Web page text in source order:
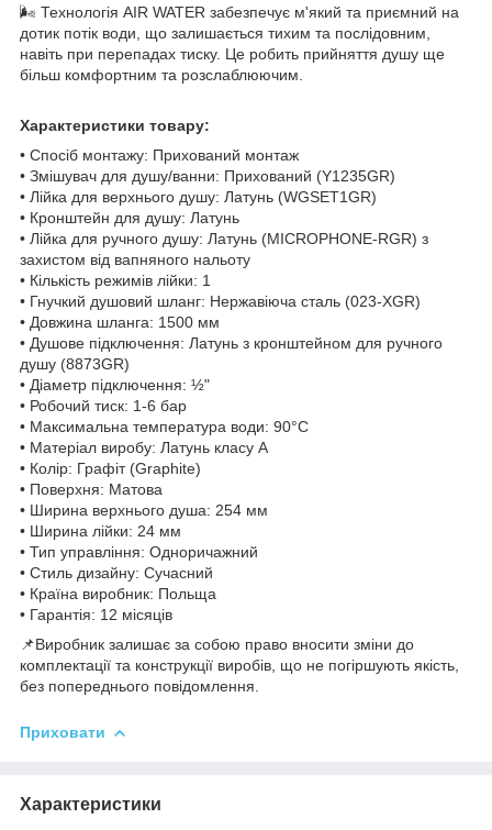
🌬️ Технологія AIR WATER забезпечує м'який та приємний на
дотик потік води, що залишається тихим та послідовним,
навіть при перепадах тиску. Це робить прийняття душу ще
більш комфортним та розслаблюючим.
Характеристики товару:
• Спосіб монтажу: Прихований монтаж
• Змішувач для душу/ванни: Прихований (Y1235GR)
• Лійка для верхнього душу: Латунь (WGSET1GR)
• Кронштейн для душу: Латунь
• Лійка для ручного душу: Латунь (MICROPHONE-RGR) з
захистом від вапняного нальоту
• Кількість режимів лійки: 1
• Гнучкий душовий шланг: Нержавіюча сталь (023-XGR)
• Довжина шланга: 1500 мм
• Душове підключення: Латунь з кронштейном для ручного
душу (8873GR)
• Діаметр підключення: ½"
• Робочий тиск: 1-6 бар
• Максимальна температура води: 90°С
• Матеріал виробу: Латунь класу А
• Колір: Графіт (Graphite)
• Поверхня: Матова
• Ширина верхнього душа: 254 мм
• Ширина лійки: 24 мм
• Тип управління: Одноричажний
• Стиль дизайну: Сучасний
• Країна виробник: Польща
• Гарантія: 12 місяців
📌Виробник залишає за собою право вносити зміни до
комплектації та конструкції виробів, що не погіршують якість,
без попереднього повідомлення.
Приховати
Характеристики